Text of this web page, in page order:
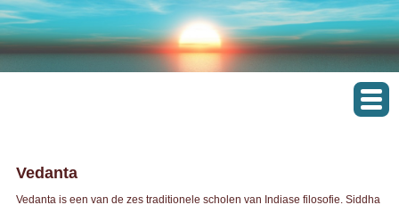
Vedanta
Vedanta is een van de zes traditionele scholen van Indiase filosofie. Siddha